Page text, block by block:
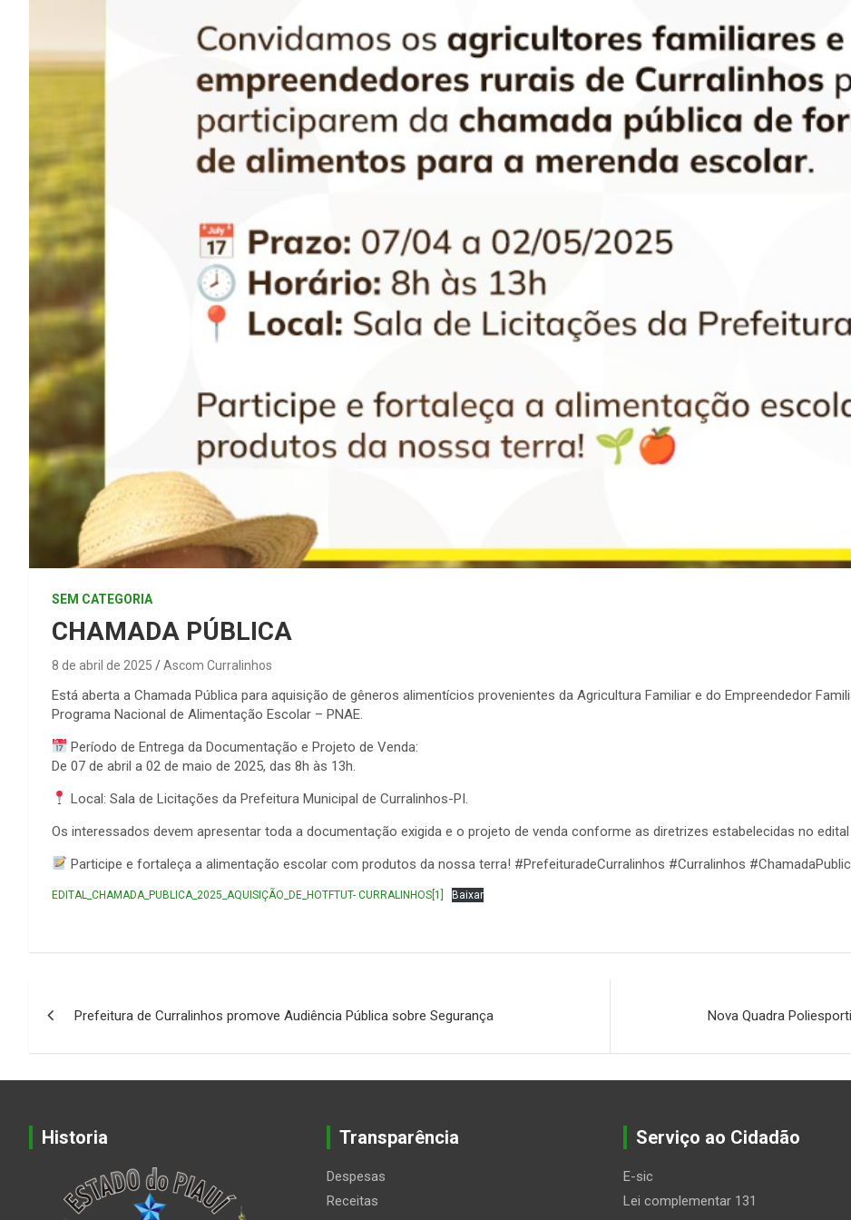
SEM CATEGORIA
CHAMADA PÚBLICA
8 de abril de 2025 Ascom Curralinhos
Está aberta a Chamada Pública para aquisição de gêneros alimentícios provenientes da Agricultura Familiar e do Empreendedor
Programa Nacional de Alimentação Escolar – PNAE.
Período de Entrega da Documentação e Projeto de Venda:
De 07 de abril a 02 de maio de 2025, das 8h às 13h.
Local: Sala de Licitações da Prefeitura Municipal de Curralinhos-PI.
Os interessados devem apresentar toda a documentação exigida e o projeto de venda conforme as diretrizes estabelecidas no
Participe e fortaleça a alimentação escolar com produtos da nossa terra! #PrefeituradeCurralinhos #Curralinhos
EDITAL_CHAMADA_PUBLICA_2025_AQUISIÇÃO_DE_HOTFTUT- CURRALINHOS[1] Baixar
Post
Prefeitura de Curralinhos promove Audiência Pública sobre Segurança Nova Quadra
Historia Transparência
Despesas
Receitas
Serviço ao Cidadão
E-sic
Lei complementar 131